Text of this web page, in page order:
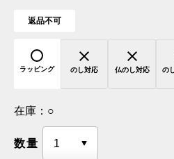
返品不可
ラッピング のし対応 仏のし対応 の
在庫： ○
数量